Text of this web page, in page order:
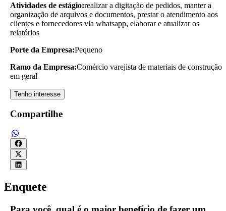
Atividades de estágio:realizar a digitação de pedidos, manter a
organização de arquivos e documentos, prestar o atendimento aos
clientes e fornecedores via whatsapp, elaborar e atualizar os
relatórios
Porte da Empresa:Pequeno
Ramo da Empresa:Comércio varejista de materiais de construção
em geral
Tenho interesse
Compartilhe
Enquete